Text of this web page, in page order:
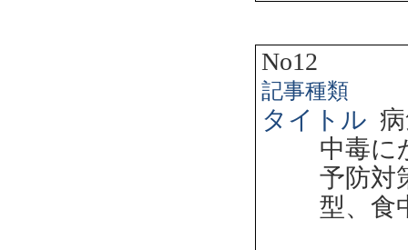
No12
記事種類
タイトル
中毒
予防対
型、食